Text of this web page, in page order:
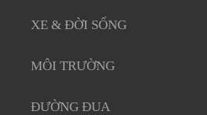
XE & ĐỜI SỐNG
MÔI TRƯỜNG
ĐƯỜNG ĐUA